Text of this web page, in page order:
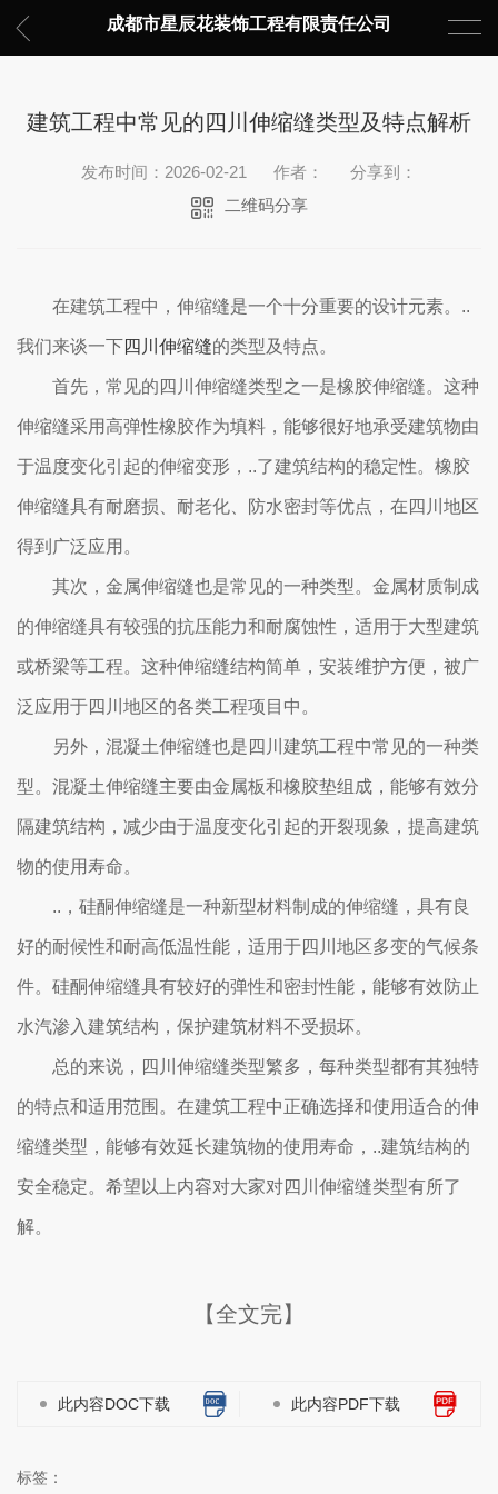
成都市星辰花装饰工程有限责任公司
建筑工程中常见的四川伸缩缝类型及特点解析
发布时间：2026-02-21 作者：
分享到：
二维码分享
在建筑工程中，伸缩缝是一个十分重要的设计元素。..
我们来谈一下四川伸缩缝的类型及特点。
首先，常见的四川伸缩缝类型之一是橡胶伸缩缝。这种
伸缩缝采用高弹性橡胶作为填料，能够很好地承受建筑物由
于温度变化引起的伸缩变形，..了建筑结构的稳定性。橡胶
伸缩缝具有耐磨损、耐老化、防水密封等优点，在四川地区
得到广泛应用。
其次，金属伸缩缝也是常见的一种类型。金属材质制成
的伸缩缝具有较强的抗压能力和耐腐蚀性，适用于大型建筑
或桥梁等工程。这种伸缩缝结构简单，安装维护方便，被广
泛应用于四川地区的各类工程项目中。
另外，混凝土伸缩缝也是四川建筑工程中常见的一种类
型。混凝土伸缩缝主要由金属板和橡胶垫组成，能够有效分
隔建筑结构，减少由于温度变化引起的开裂现象，提高建筑
物的使用寿命。
..，硅酮伸缩缝是一种新型材料制成的伸缩缝，具有良
好的耐候性和耐高低温性能，适用于四川地区多变的气候条
件。硅酮伸缩缝具有较好的弹性和密封性能，能够有效防止
水汽渗入建筑结构，保护建筑材料不受损坏。
总的来说，四川伸缩缝类型繁多，每种类型都有其独特
的特点和适用范围。在建筑工程中正确选择和使用适合的伸
缩缝类型，能够有效延长建筑物的使用寿命，..建筑结构的
安全稳定。希望以上内容对大家对四川伸缩缝类型有所了
解。
【全文完】
此内容DOC下载 此内容PDF下载
标签：